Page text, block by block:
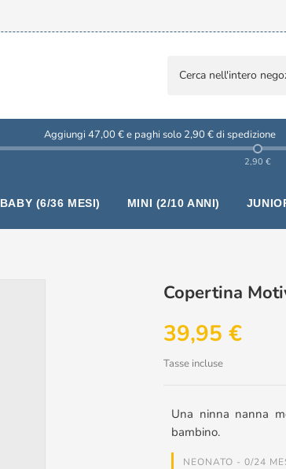
Aggiungi 47,00 € e paghi solo 2,90 € di spedizione
2,90 €
BABY (6/36 MESI) MINI (2/10 ANNI)
Copertina
39,95 €
Tasse incluse
Una ninna nanna
bambino.
NEONATO - 0/24